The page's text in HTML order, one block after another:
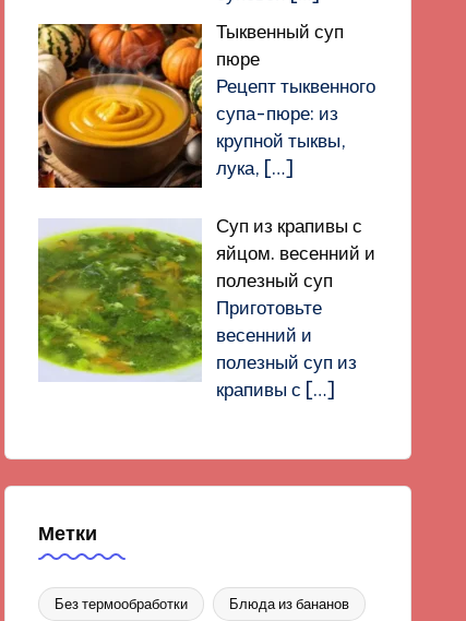
Тыквенный суп
пюре
Рецепт тыквенного
супа-пюре: из
крупной тыквы,
лука, […]
Суп из крапивы с
яйцом. весенний и
полезный суп
Приготовьте
весенний и
полезный суп из
крапивы с […]
Метки
Без термообработки Блюда из бананов